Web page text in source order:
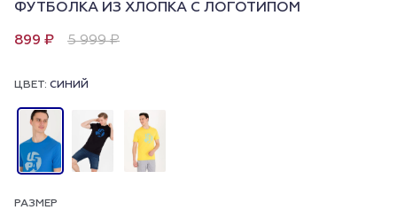
ФУТБОЛКА ИЗ ХЛОПКА С ЛОГОТИПОМ
899 ₽ 5 999 ₽
ЦВЕТ: СИНИЙ
РАЗМЕР